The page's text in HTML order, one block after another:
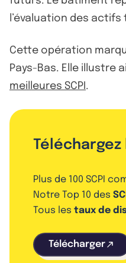
l’évaluation des
Cette opération
Pays-Bas. Elle illustre
meilleures SCPI .
Plus de 100 SCPI
Notre Top 10 des
Tous les taux de
Télécharger